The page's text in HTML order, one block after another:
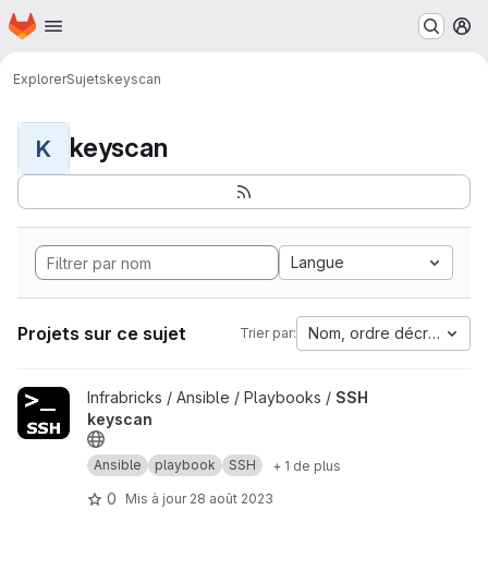
Passer au contenu principal
Page d'accueil
ExplorerSujetskeyscan
K keyscan
Langue
Projets sur ce sujet Trier par: Nom, ordre décroissant
Afficher le projet SSH keyscan
Infrabricks / Ansible / Playbooks / SSH
keyscan
Ansible playbook SSH + 1 de plus
0 Mis à jour 28 août 2023